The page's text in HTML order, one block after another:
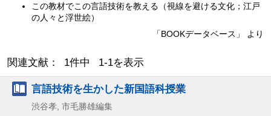
この教材でこの言語技術を教える（視線を避ける文化；江戸
の人々と浮世絵）
「BOOKデータベース」 より
関連文献： 1件中 1-1を表示
言語技術を生かした新国語科授業
渋谷孝, 市毛勝雄編集